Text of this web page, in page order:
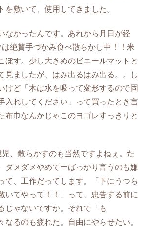
を敷いて、使用してきました。
なかったんです。あれから月日が経
絶賛手づかみ食べ散らかし中！！米
ぼす。少し大きめのビニールマットと
見ましたが、はみ出るはみ出る。。し
けど「木は水を吸って変形するので固
入れしてください」って買ったとき言
布巾なんかじゃこのヨゴレすっきりと
、散らかすのも当然ですよねぇ。た
ダメダメやめてーばっかり言うのも嫌
て、工作だってします。「下にうつら
いてやって！！」って、忠告する前に
じゃないですか。それで「も
なるのも疲れた。自由にやらせたい。